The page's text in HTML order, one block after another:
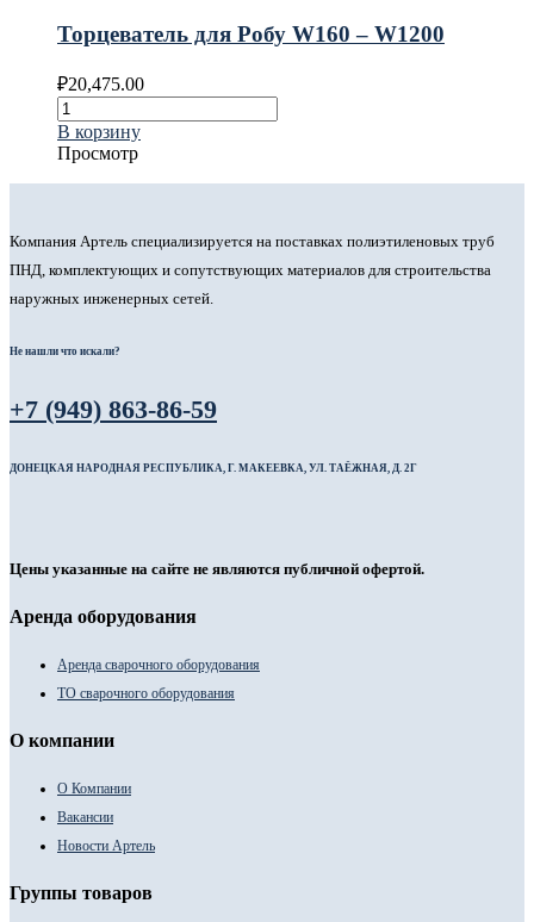
Торцеватель для Робу W160 – W1200
₽20,475.00
В корзину
Просмотр
Компания Артель специализируется на поставках полиэтиленовых труб
ПНД, комплектующих и сопутствующих материалов для строительства
наружных инженерных сетей.
Не нашли что искали?
+7 (949) 863-86-59
ДОНЕЦКАЯ НАРОДНАЯ РЕСПУБЛИКА, Г. МАКЕЕВКА, УЛ. ТАЁЖНАЯ, Д. 2Г
Цены указанные на сайте не являются публичной офертой.
Аренда оборудования
Аренда сварочного оборудования
ТО сварочного оборудования
О компании
О Компании
Вакансии
Новости Артель
Группы товаров